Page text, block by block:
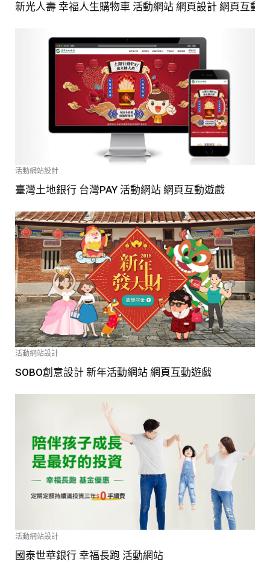
新光人壽 幸福人生購物車 活動網站 網頁設計 網頁互動
活動網站設計
臺灣土地銀行 台灣PAY 活動網站 網頁互動遊戲
活動網站設計
SOBO創意設計 新年活動網站 網頁互動遊戲
活動網站設計
國泰世華銀行 幸福長跑 活動網站